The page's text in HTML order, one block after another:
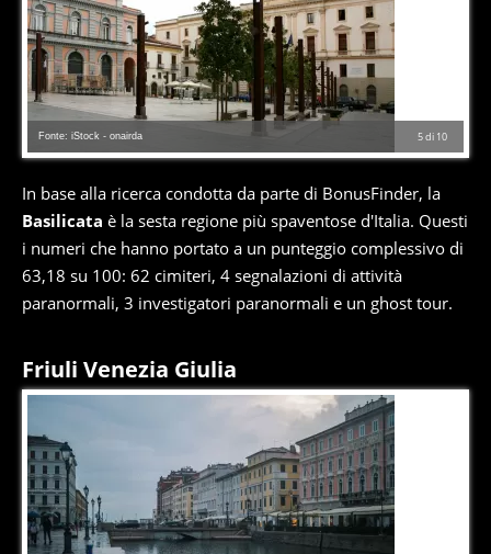
5di 10
Fonte: iStock - onairda
In base alla ricerca condotta da parte di BonusFinder, la
Basilicata è la sesta regione più spaventose d'Italia. Questi
i numeri che hanno portato a un punteggio complessivo di
63,18 su 100: 62 cimiteri, 4 segnalazioni di attività
paranormali, 3 investigatori paranormali e un ghost tour.
Friuli Venezia Giulia